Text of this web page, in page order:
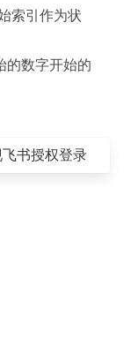
索引作为状
的数字开始的
书授权登录